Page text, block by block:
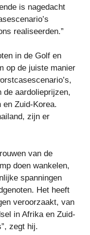
is nagedacht
realiseerden.”
in de Golf en
op de juiste manier
de aardolieprijzen,
en Zuid-Korea.
zijn er
van de
doen wankelen,
spanningen
Het heeft
veroorzaakt, van
in Afrika en Zuid-
zegt hij.